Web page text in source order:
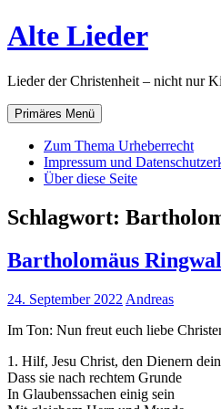
Zum
Inhalt
Alte Lieder
Lieder der Christenheit – nicht nur
Primäres Menü
Zum Thema Urheberrecht
Impressum und
Über diese Seite
Schlagwort:
Bartholomäus
24. September 2022 Andreas
Im Ton: Nun freut euch liebe
1. Hilf, Jesu Christ, den Dienern
Dass sie nach rechtem Grunde
In Glaubenssachen einig sein